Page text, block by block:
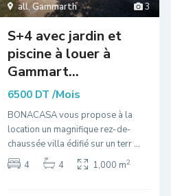
3
all,Gammarth
S+4 avec jardin et
piscine à louer à
Gammart...
6500 DT/Mois
BONACASA vous propose à la
location un magnifique rez-de-
chaussée villa édifié sur un terr...
4
4 1,000 m2